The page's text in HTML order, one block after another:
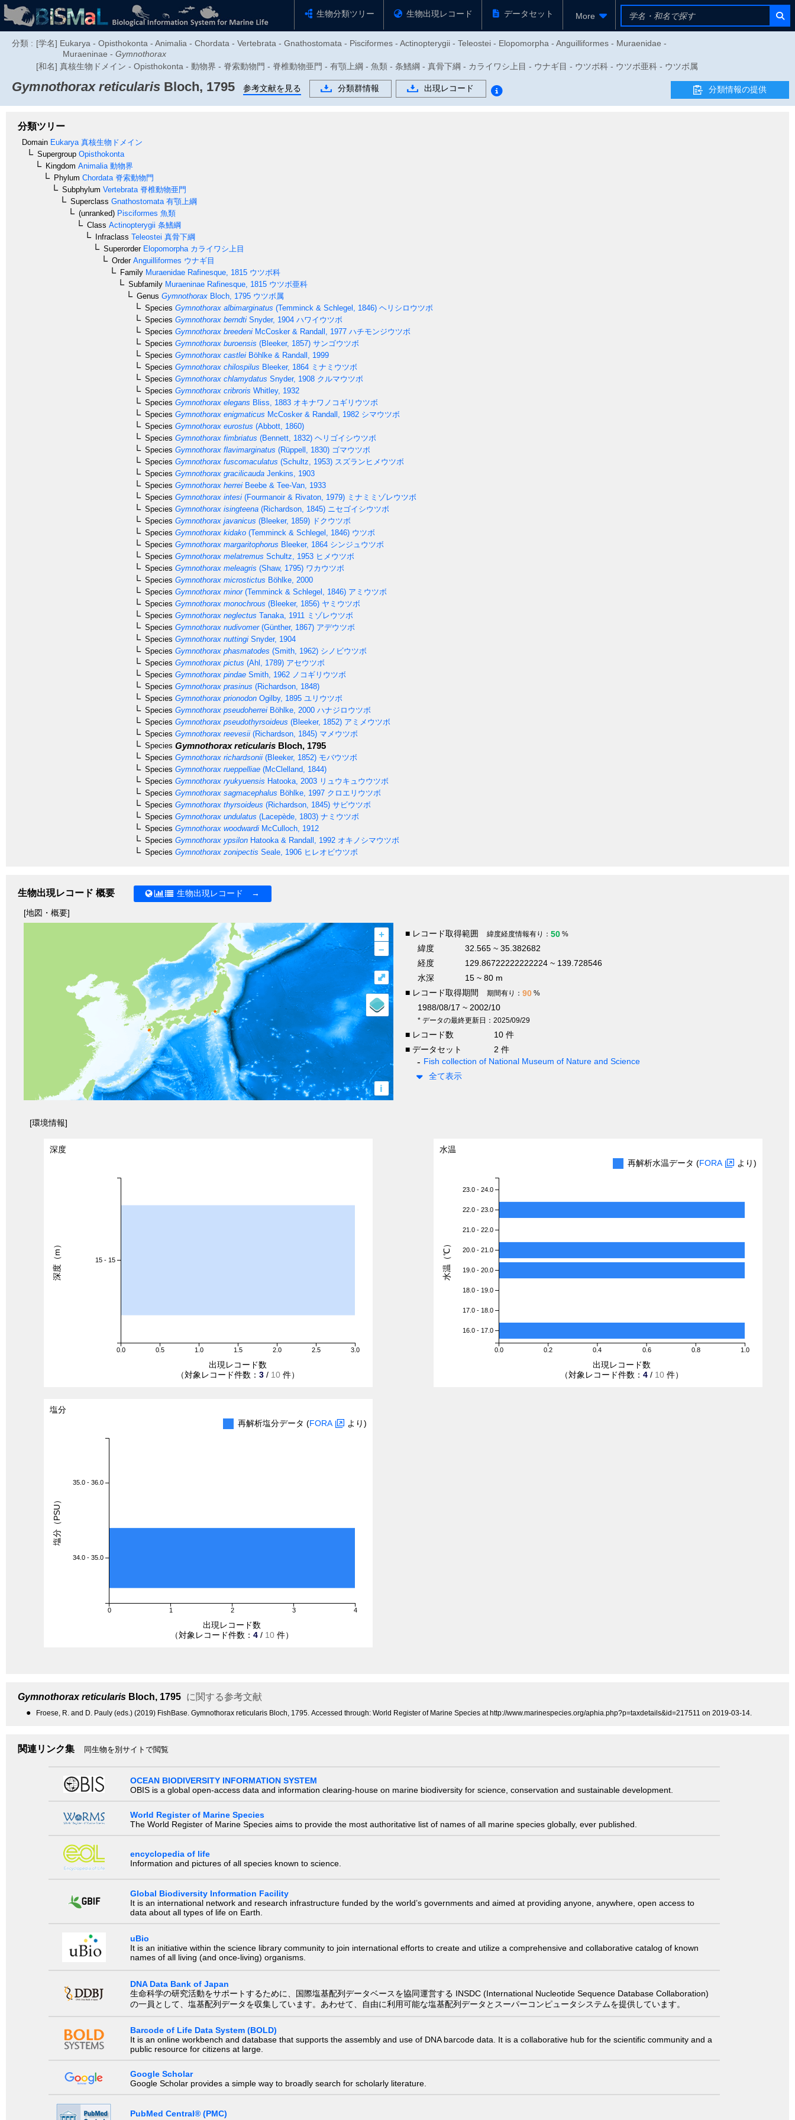
生物分類ツリー 生物出現レコード データセット More
分類 : [学名] Eukarya - Opisthokonta - Animalia - Chordata - Vertebrata - Gnathostomata - Pisciformes - Actinopterygii - Teleostei - Elopomorpha - Anguilliformes - Muraenidae -
Muraeninae - Gymnothorax
[和名] 真核生物ドメイン - Opisthokonta - 動物界 - 脊索動物門 - 脊椎動物亜門 - 有顎上綱 - 魚類 - 条鰭綱 - 真骨下綱 - カライワシ上目 - ウナギ目 - ウツボ科 - ウツボ亜科 - ウツボ属
Gymnothorax reticularis Bloch, 1795 参考文献を見る 分類群情報 出現レコード 分類情報の提供
分類ツリー
Domain Eukarya 真核生物ドメイン
Supergroup Opisthokonta
Kingdom Animalia 動物界
Phylum Chordata 脊索動物門
Subphylum Vertebrata 脊椎動物亜門
Superclass Gnathostomata 有顎上綱
(unranked) Pisciformes 魚類
Class Actinopterygii 条鰭綱
Infraclass Teleostei 真骨下綱
SuperorderElopomorpha カライワシ上目
OrderAnguilliformes ウナギ目
Family Muraenidae Rafinesque, 1815 ウツボ科
Subfamily Muraeninae Rafinesque, 1815 ウツボ亜科
Genus Gymnothorax Bloch, 1795 ウツボ属
Species Gymnothorax albimarginatus (Temminck & Schlegel, 1846) ヘリシロウツボ
Species Gymnothorax berndti Snyder, 1904 ハワイウツボ
Species Gymnothorax breedeni McCosker & Randall, 1977 ハチモンジウツボ
Species Gymnothorax buroensis (Bleeker, 1857) サンゴウツボ
Species Gymnothorax castlei Böhlke & Randall, 1999
Species Gymnothorax chilospilus Bleeker, 1864 ミナミウツボ
Species Gymnothorax chlamydatus Snyder, 1908 クルマウツボ
Species Gymnothorax cribroris Whitley, 1932
Species Gymnothorax elegans Bliss, 1883 オキナワノコギリウツボ
Species Gymnothorax enigmaticus McCosker & Randall, 1982 シマウツボ
Species Gymnothorax eurostus (Abbott, 1860)
Species Gymnothorax fimbriatus (Bennett, 1832) ヘリゴイシウツボ
Species Gymnothorax flavimarginatus (Rüppell, 1830) ゴマウツボ
Species Gymnothorax fuscomaculatus (Schultz, 1953) スズランヒメウツボ
Species Gymnothorax gracilicauda Jenkins, 1903
Species Gymnothorax herrei Beebe & Tee-Van, 1933
Species Gymnothorax intesi (Fourmanoir & Rivaton, 1979) ミナミミゾレウツボ
Species Gymnothorax isingteena (Richardson, 1845) ニセゴイシウツボ
Species Gymnothorax javanicus (Bleeker, 1859) ドクウツボ
Species Gymnothorax kidako (Temminck & Schlegel, 1846) ウツボ
Species Gymnothorax margaritophorus Bleeker, 1864 シンジュウツボ
Species Gymnothorax melatremus Schultz, 1953 ヒメウツボ
Species Gymnothorax meleagris (Shaw, 1795) ワカウツボ
Species Gymnothorax microstictus Böhlke, 2000
Species Gymnothorax minor(Temminck & Schlegel, 1846) アミウツボ
Species Gymnothorax monochrous (Bleeker, 1856) ヤミウツボ
Species Gymnothorax neglectus Tanaka, 1911
ミゾレウツボ
Species Gymnothorax nudivomer(Günther, 1867) アデウツボ
Species Gymnothorax nuttingi Snyder, 1904
Species Gymnothorax phasmatodes (Smith, 1962) シノビウツボ
Species Gymnothorax pictus (Ahl, 1789) アセウツボ
Species Gymnothorax pindae Smith, 1962 ノコギリウツボ
Species Gymnothorax prasinus (Richardson, 1848)
Species Gymnothorax prionodon Ogilby, 1895 ユリウツボ
Species Gymnothorax pseudoherrei Böhlke, 2000 ハナジロウツボ
Species Gymnothorax pseudothyrsoideus (Bleeker, 1852) アミメウツボ
Species Gymnothorax reevesii (Richardson, 1845) マメウツボ
Species Gymnothorax reticularis Bloch, 1795
Species Gymnothorax richardsonii (Bleeker, 1852) モバウツボ
Species Gymnothorax rueppelliae (McClelland, 1844)
Species Gymnothorax ryukyuensis Hatooka, 2003 リュウキュウウツボ
Species Gymnothorax sagmacephalus Böhlke, 1997 クロエリウツボ
Species Gymnothorax thyrsoideus (Richardson, 1845) サビウツボ
Species Gymnothorax undulatus (Lacepède, 1803) ナミウツボ
Species Gymnothorax woodwardi McCulloch, 1912
Species Gymnothorax ypsilon Hatooka & Randall, 1992 オキノシマウツボ
Species Gymnothorax zonipectis Seale, 1906 ヒレオビウツボ
生物出現レコード 概要 生物出現レコード →
[地図・概要]
+
–
i
⤢
■ レコード取得範囲 緯度経度情報有り： 50 %
緯度
32.565 ~ 35.382682
経度
129.86722222222224 ~ 139.728546
水深
15 ~ 80 m
■ レコード取得期間
期間有り： 90 %
1988/08/17 ~ 2002/10
* データの最終更新日：2025/09/29
■ レコード数
10 件
■ データセット
2 件
Fish collection of National Museum of Nature and Science
全て表示
[環境情報]
深度
0.0 0.5 1.0 1.5 2.0 2.5 3.0
15 - 15
出現レコード数
（対象レコード件数： 3 / 10 件）
深度（m）
水温
再解析水温データ (FORA より)
0.0 0.2 0.4 0.6 0.8 1.0
23.0 - 24.0
22.0 - 23.0
21.0 - 22.0
20.0 - 21.0
19.0 - 20.0
18.0 - 19.0
17.0 - 18.0
16.0 - 17.0
出現レコード数
（対象レコード件数：4 / 10 件）
水温（℃）
塩分
再解析塩分データ (FORA より)
0 1 2 3 4
35.0 - 36.0
34.0 - 35.0
出現レコード数
（対象レコード件数： 4 / 10 件）
塩分（PSU）
Gymnothorax reticularis Bloch, 1795 に関する参考文献
● Froese, R. and D. Pauly (eds.) (2019) FishBase. Gymnothorax reticularis Bloch, 1795. Accessed through: World Register of Marine Species at http://www.marinespecies.org/aphia.php?p=taxdetails&id=217511 on 2019-03-14.
関連リンク集 同生物を別サイトで閲覧
OCEAN BIODIVERSITY INFORMATION SYSTEM
OBIS is a global open-access data and information clearing-house on marine biodiversity for science, conservation and sustainable development.
World Register of Marine Species
The World Register of Marine Species aims to provide the most authoritative list of names of all marine species globally, ever published.
encyclopedia of life
Information and pictures of all species known to science.
Global Biodiversity Information Facility
It is an international network and research infrastructure funded by the world’s governments and aimed at providing anyone, anywhere, open access to
data about all types of life on Earth.
uBio
It is an initiative within the science library community to join international efforts to create and utilize a comprehensive and collaborative catalog of known
names of all living (and once-living) organisms.
DNA Data Bank of Japan
生命科学の研究活動をサポートするために、国際塩基配列データベースを協同運営する INSDC (International Nucleotide Sequence Database Collaboration)
の一員として、塩基配列データを収集しています。あわせて、自由に利用可能な塩基配列データとスーパーコンピュータシステムを提供しています。
Barcode of Life Data System (BOLD)
It is an online workbench and database that supports the assembly and use of DNA barcode data. It is a collaborative hub for the scientific community and a
public resource for citizens at large.
Google Scholar
Google Scholar provides a simple way to broadly search for scholarly literature.
PubMed Central® (PMC)